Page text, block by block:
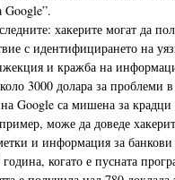
Google”.
хакерите могат да
с идентифицирането на
и кражба на
3000 долара за проблеми
Google са мишена за
може да доведе
и информация за
когато е пусната